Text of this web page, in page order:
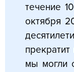
течение
октября
мы могли